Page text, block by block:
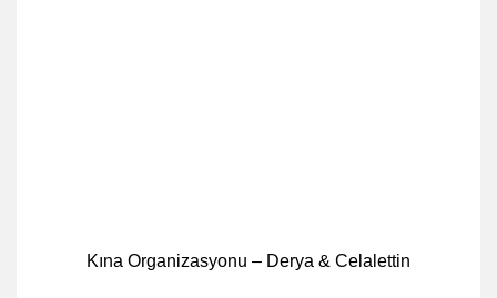
Kına Organizasyonu – Derya & Celalettin